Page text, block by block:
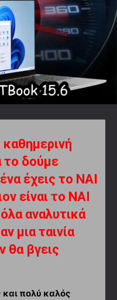
το δούμε
έχεις το ΝΑΙ
είναι το ΝΑΙ
αναλυτικά
μια ταινία
θα βγεις
πολύ καλός